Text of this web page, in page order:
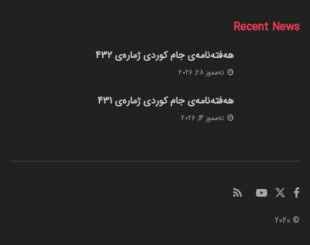
Recent News
هەفتەنامەی جام کوردی ژمارەی 432
ته‌مموز 28, 2026
هەفتەنامەی جام کوردی ژمارەی 431
ته‌مموز 14, 2026
© 2020